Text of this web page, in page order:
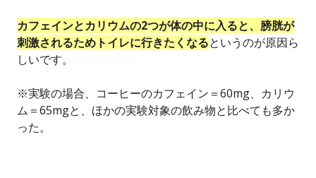
カフェインとカリウムの2つが体の中に入ると、膀胱が
刺激されるためトイレに行きたくなるというのが原因ら
しいです。
※実験の場合、コーヒーのカフェイン＝60mg、カリウ
ム＝65mgと、ほかの実験対象の飲み物と比べても多か
った。